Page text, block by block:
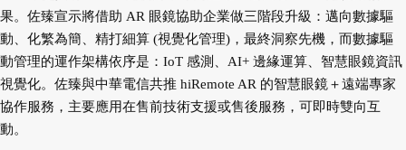
果。佐臻宣示將借助 AR 眼鏡協助企業做三階段升級：邁向數據驅
動、化繁為簡、精打細算 (視覺化管理)，最終洞察先機，而數據驅
動管理的運作架構依序是：IoT 感測、AI+ 邊緣運算、智慧眼鏡資訊
視覺化。佐臻與中華電信共推 hiRemote AR 的智慧眼鏡＋遠端專家
協作服務，主要應用在售前技術支援或售後服務，可即時雙向互
動。